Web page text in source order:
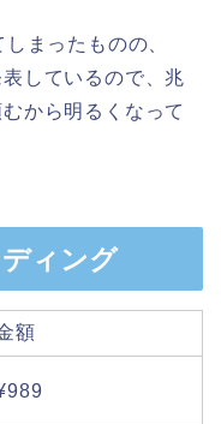
まったものの、
しているので、兆
から明るくなって
ィング
額